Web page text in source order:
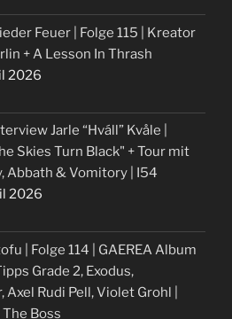
Feuer | Folge 115 | Kreator
+ A Lesson In Thrash
2026
Jarle “Hváll” Kvåle |
Skies Turn Black" + Tour mit
Abbath & Vomitory | I54
2026
| Folge 114 | GAEREA Album
Grade 2, Exodus,
Axel Rudi Pell, Violet Grohl |
The Boss